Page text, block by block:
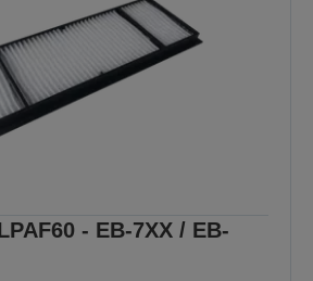
- EB-7XX / EB-